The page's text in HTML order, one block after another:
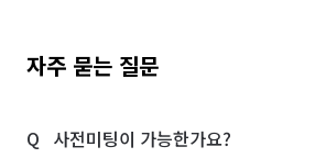
자주 묻는 질문
사전미팅이 가능한가요?